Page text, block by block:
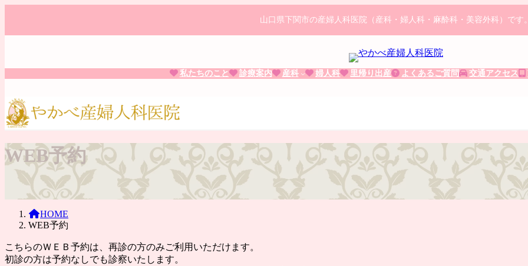
テ
へ
ッ
プ
ゲ
ョ
移
動
山口県下関市の産婦人科医院（産科・婦人科・麻酔科・美容外科）です。
私たちのこと 診療案内 産科 婦人科 里帰り出産 よくあるご質問 交通アクセス
WEB予約
HOME
WEB予約
こちらのＷＥＢ予約は、再診の方のみご利用いただけます。
初診の方は予約なしでも診察いたします。